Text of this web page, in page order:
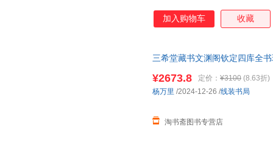
加入购物车 收藏
三希堂藏书文渊阁钦定四库全
¥2673.8 定价： ¥3100 (8.63折)
淘书斋图书专营店
杨万里 /2024-12-26 /线装书局